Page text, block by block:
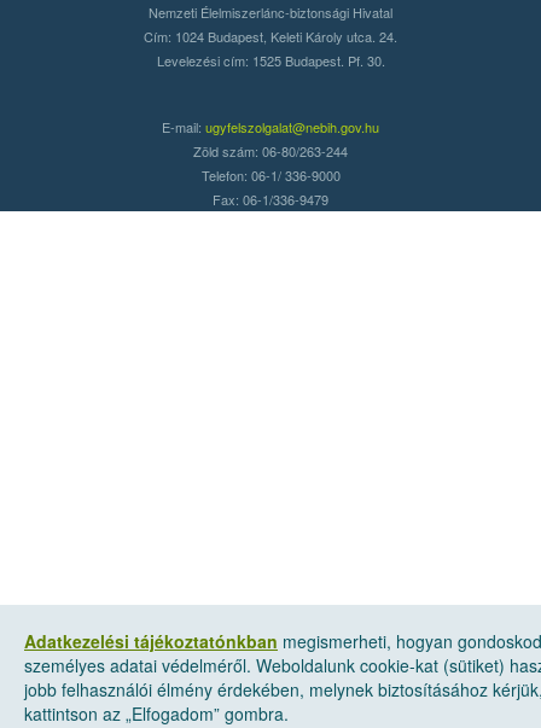
Adatkezelési tájékoztatónkban megismerheti, hogyan
személyes adatai védelméről. Weboldalunk cookie-kat (sütiket)
jobb felhasználói élmény érdekében, melynek biztosításához
kattintson az „Elfogadom” gombra.
Nemzeti Élelmiszerlánc-biztonsági Hivatal
Cím: 1024 Budapest, Keleti Károly utca. 24.
Levelezési cím: 1525 Budapest. Pf. 30.
E-mail: ugyfelszolgalat@nebih.gov.hu
Zöld szám: 06-80/263-244
Telefon: 06-1/ 336-9000
Fax: 06-1/336-9479